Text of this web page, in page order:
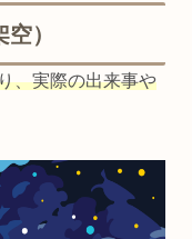
）
、実際の出来事や